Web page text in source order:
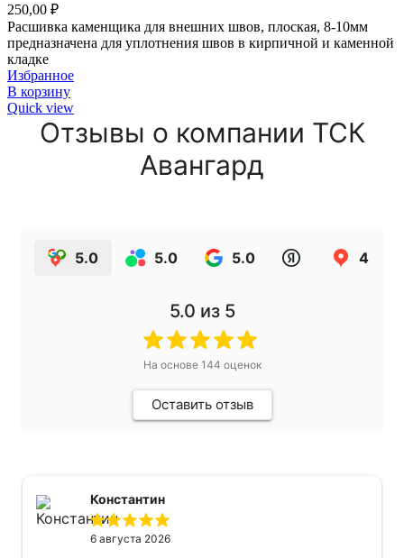
250,00 ₽
Расшивка каменщика для внешних швов, плоская, 8-10мм
предназначена для уплотнения швов в кирпичной и каменной
кладке
Избранное
В корзину
Quick view
Отзывы о компании ТСК
Авангард
5.0 5.0 5.0 4.9
5.0 из 5
На основе 144 оценок
Оставить отзыв
Константин
6 августа 2026